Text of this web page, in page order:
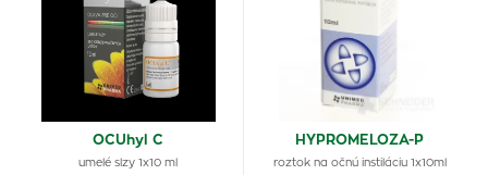
OCUhyl C
umelé slzy 1x10 ml
HYPROMELOZA-P
roztok na očnú instiláciu 1x10ml